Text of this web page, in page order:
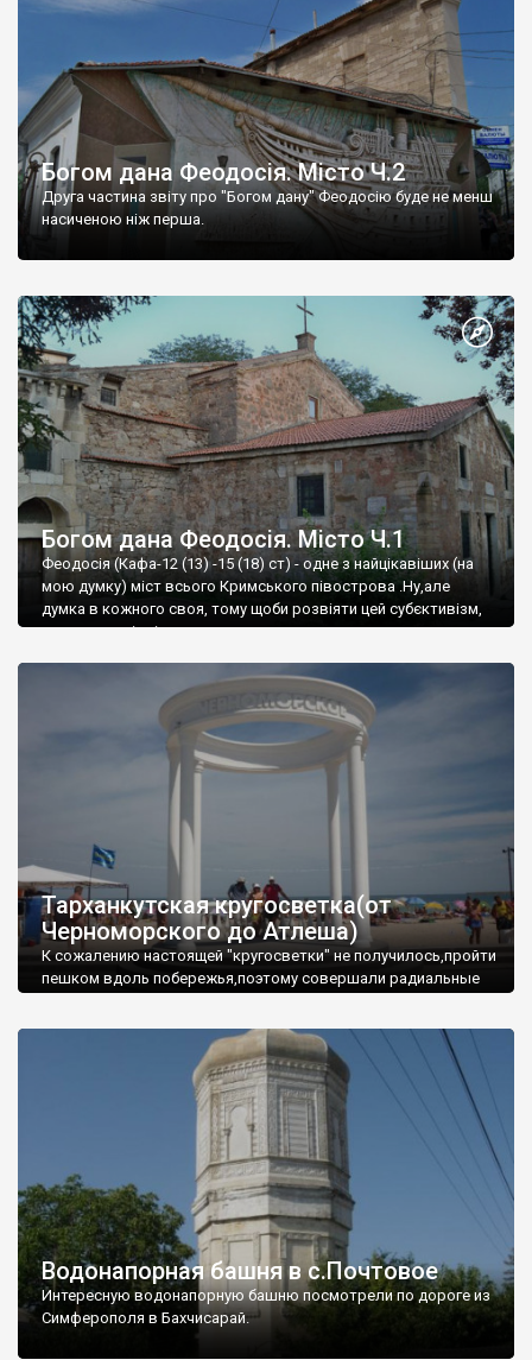
Богом дана Феодосія. Місто Ч.2
Друга частина звіту про "Богом дану" Феодосію буде не менш
насиченою ніж перша.
Богом дана Феодосія. Місто Ч.1
Феодосія (Кафа-12 (13) -15 (18) ст) - одне з найцікавіших (на
мою думку) міст всього Кримського півострова .Ну,але
думка в кожного своя, тому щоби розвіяти цей субєктивізм,
запрошую відвідати це
Тарханкутская кругосветка(от
Черноморского до Атлеша)
К сожалению настоящей "кругосветки" не получилось,пройти
пешком вдоль побережья,поэтому совершали радиальные
Водонапорная башня в с.Почтовое
Интересную водонапорную башню посмотрели по дороге из
Симферополя в Бахчисарай.